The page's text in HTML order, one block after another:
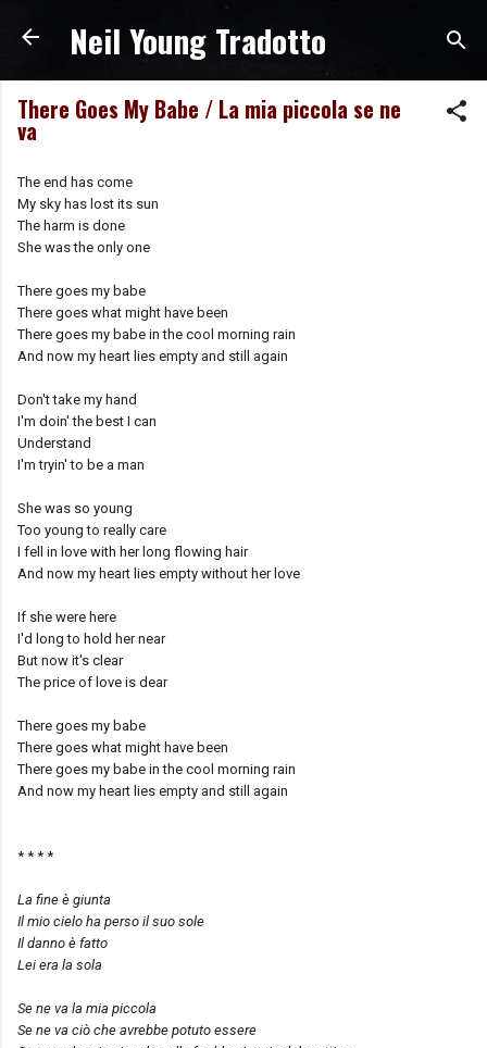
Passa ai contenuti principali
Neil Young Tradotto
There Goes My Babe / La mia piccola se ne
va
The end has come
My sky has lost its sun
The harm is done
She was the only one
There goes my babe
There goes what might have been
There goes my babe in the cool morning rain
And now my heart lies empty and still again
Don't take my hand
I'm doin' the best I can
Understand
I'm tryin' to be a man
She was so young
Too young to really care
I fell in love with her long flowing hair
And now my heart lies empty without her love
If she were here
I'd long to hold her near
But now it's clear
The price of love is dear
There goes my babe
There goes what might have been
There goes my babe in the cool morning rain
And now my heart lies empty and still again
* * * *
La fine è giunta
Il mio cielo ha perso il suo sole
Il danno è fatto
Lei era la sola
Se ne va la mia piccola
Se ne va ciò che avrebbe potuto essere